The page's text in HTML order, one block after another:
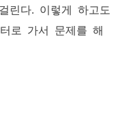
린다. 이렇게 하고도
로 가서 문제를 해